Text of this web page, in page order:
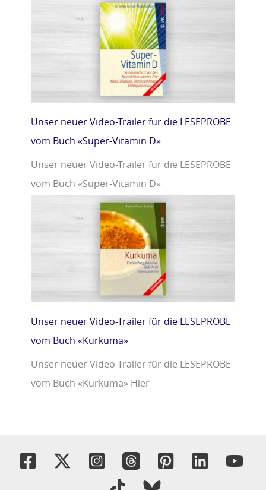
Unser neuer Video-Trailer für die LESEPROBE
vom Buch «Super-Vitamin D»
Unser neuer Video-Trailer für die LESEPROBE
vom Buch «Super-Vitamin D»
Unser neuer Video-Trailer für die LESEPROBE
vom Buch «Kurkuma»
Unser neuer Video-Trailer für die LESEPROBE
vom Buch «Kurkuma» Hier